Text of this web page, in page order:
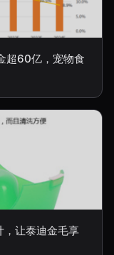
超60亿，宠物食
，让泰迪金毛享